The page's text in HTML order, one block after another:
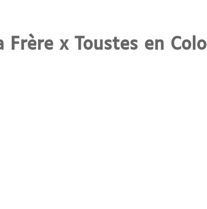
Frère x Toustes en Colo